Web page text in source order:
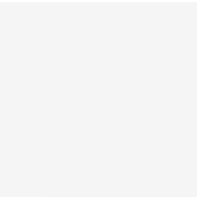
europeo, estatal,